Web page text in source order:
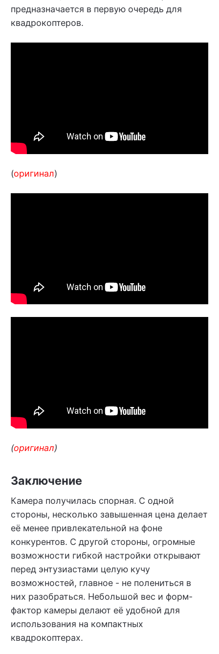
предназначается в первую очередь для
квадрокоптеров.
(оригинал)
(оригинал)
Заключение
Камера получилась спорная. С одной
стороны, несколько завышенная цена делает
её менее привлекательной на фоне
конкурентов. С другой стороны, огромные
возможности гибкой настройки открывают
перед энтузиастами целую кучу
возможностей, главное - не полениться в
них разобраться. Небольшой вес и форм-
фактор камеры делают её удобной для
использования на компактных
квадрокоптерах.